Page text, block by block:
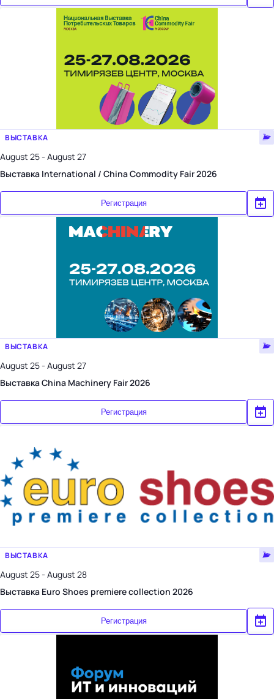
ВЫСТАВКА
August 25 - August 27
Выставка International / China Commodity Fair 2026
Регистрация
ВЫСТАВКА
August 25 - August 27
Выставка China Machinery Fair 2026
Регистрация
ВЫСТАВКА
August 25 - August 28
Выставка Euro Shoes premiere collection 2026
Регистрация